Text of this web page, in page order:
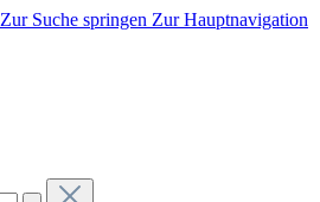
Zur Suche springen Zur Hauptnavigation